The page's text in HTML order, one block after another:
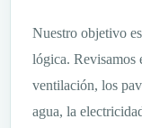
Nuestro objetivo
lógica. Revisamos
ventilación, los
agua, la